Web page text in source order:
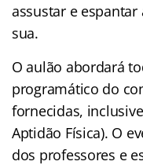
assustar e
sua.
O aulão abordará
programático do
fornecidas,
Aptidão Física). O
dos professores e